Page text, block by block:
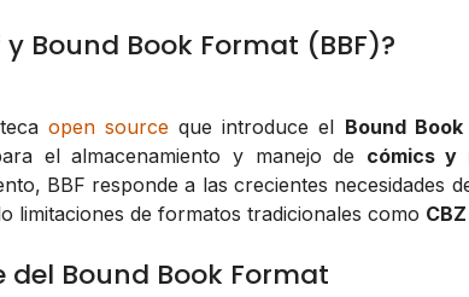
y Bound Book Format (BBF)?
open sourceque introduce el Bound
el almacenamiento y manejo de cómics y
BBF responde a las crecientes necesidades
limitaciones de formatos tradicionales como CBZ
Bound Book Format